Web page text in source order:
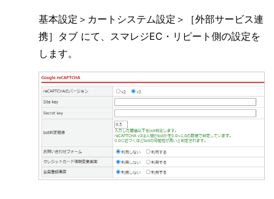
基本設定＞カートシステム設定＞［外部サービス連
携］タブ にて、スマレジEC・リピート側の設定を
します。